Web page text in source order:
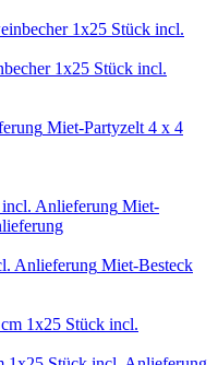
1x25 Stück incl.
Miet-Partyzelt 4 x 4
Miet-
Miet-Besteck